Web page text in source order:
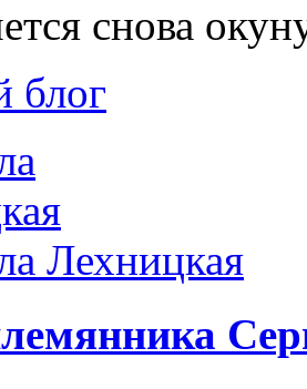
снова
блог
Лехницкая